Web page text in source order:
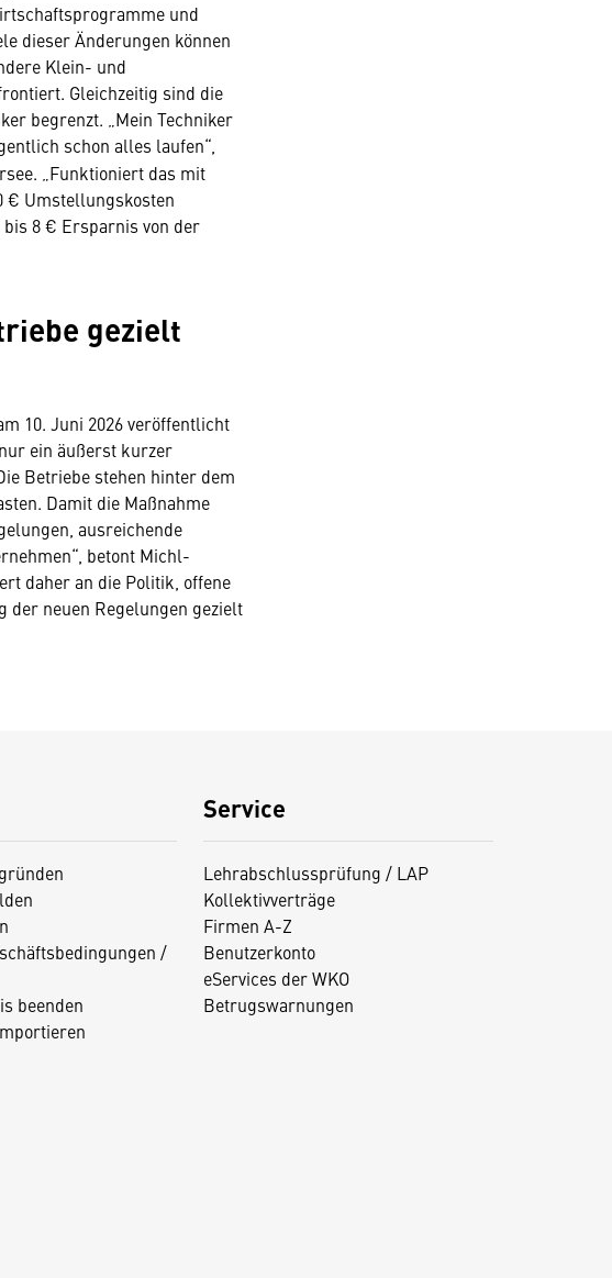
und
dieser Änderungen können
Klein- und
Gleichzeitig sind die
begrenzt. „Mein Techniker
schon alles laufen“,
„Funktioniert das mit
€ Umstellungskosten
8 € Ersparnis von der
gezielt
10. Juni 2026 veröffentlicht
ein äußerst kurzer
Betriebe stehen hinter dem
Damit die Maßnahme
ausreichende
betont Michl-
daher an die Politik, offene
der neuen Regelungen gezielt
/
beenden
Service
Lehrabschlussprüfung / LAP
Kollektivverträge
Firmen A-Z
Benutzerkonto
eServices der WKO
Betrugswarnungen